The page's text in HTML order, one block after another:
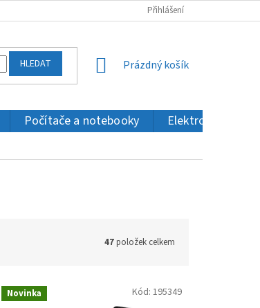
Přihlášení
HLEDAT
NÁKUPNÍ
Prázdný košík
Počítače a notebooky Elektronika a IT
47položek celkem
Novinka Kód: 195349